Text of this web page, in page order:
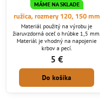
MÁME NA SKLADE
ružica, rozmery 120, 150 mm
Materiál použitý na výrobu je
žiaruvzdorná oceľ o hrúbke 1,5 mm.
Materiál je vhodný na napojenie
krbov a pecí.
5 €
Do košíka